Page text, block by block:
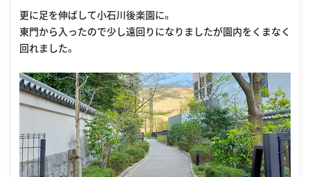
更に足を伸ばして小石川後楽園に。
東門から入ったので少し遠回りになりましたが園内をくまなく
回れました。